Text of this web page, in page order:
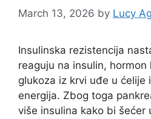
March 13, 2026 by Lucy
Insulinska rezistencija
reaguju na insulin, hormon
glukoza iz krvi uđe u ćelije
energija. Zbog toga
više insulina kako bi šećer